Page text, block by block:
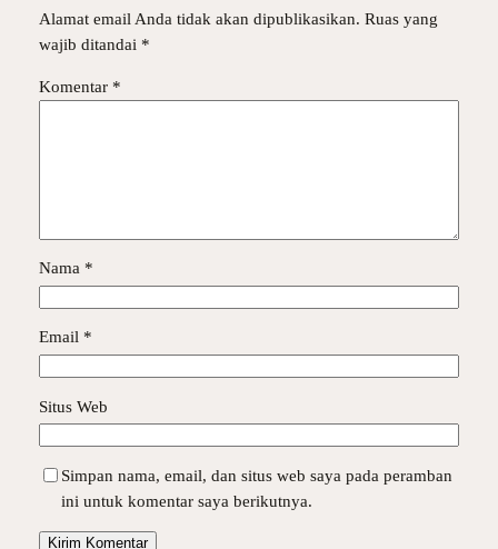
Alamat email Anda tidak akan dipublikasikan. Ruas yang
wajib ditandai *
Komentar *
Nama *
Email *
Situs Web
Simpan nama, email, dan situs web saya pada peramban
ini untuk komentar saya berikutnya.